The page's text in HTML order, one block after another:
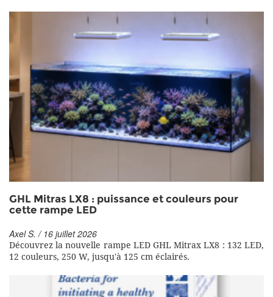
GHL Mitras LX8 : puissance et couleurs pour
cette rampe LED
Axel S. / 16 juillet 2026
Découvrez la nouvelle rampe LED GHL Mitrax LX8 : 132 LED,
12 couleurs, 250 W, jusqu'à 125 cm éclairés.